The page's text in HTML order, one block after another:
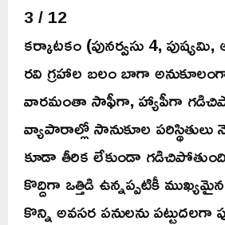
3 / 12
కర్కాటకం (పునర్వసు 4, పుష్యమి,
రవి గ్రహాల బలం బాగా అనుకూలంగా
వారమంతా సాఫీగా, హ్యాపీగా
వ్యాపారాల్లో సానుకూల
కూడా తీరిక లేకుండా
కొద్దిగా ఒత్తిడి ఉన్నప్పటికీ
కొన్ని అవసర పనులను పట్టుదలగా